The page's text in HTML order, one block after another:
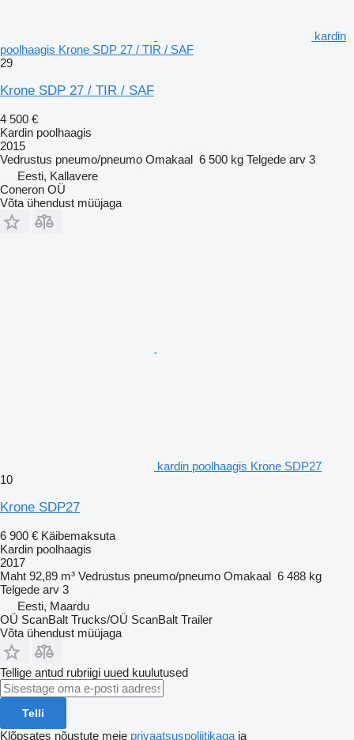
kardin
poolhaagis Krone SDP 27 / TIR / SAF
29
Krone SDP 27 / TIR / SAF
4 500 €
Kardin poolhaagis
2015
Vedrustus pneumo/pneumo Omakaal 6 500 kg Telgede arv 3
Eesti, Kallavere
Coneron OÜ
Võta ühendust müüjaga
kardin poolhaagis Krone SDP27
10
Krone SDP27
6 900 € Käibemaksuta
Kardin poolhaagis
2017
Maht 92,89 m³ Vedrustus pneumo/pneumo Omakaal 6 488 kg
Telgede arv 3
Eesti, Maardu
OÜ ScanBalt Trucks/OÜ ScanBalt Trailer
Võta ühendust müüjaga
Tellige antud rubriigi uued kuulutused
Telli
Klõpsates nõustute meie privaatsuspoliitikaga ja